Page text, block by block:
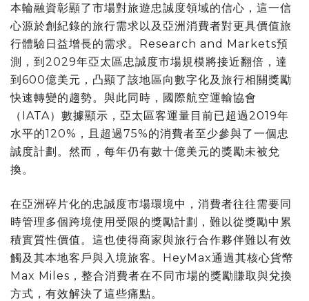
本輪融資彰顯了市場對旅遊忠誠度領域的信心，這一信
心源於創紀錄的旅行需求以及亞洲消費者對更具價值旅
行體驗日益增長的需求。Research and Markets預
測，到2029年亞太區忠誠度市場規模將接近翻倍，達
到600億美元，凸顯了該地區向數字化及旅行相關獎勵
快速轉變的趨勢。與此同時，國際航空運輸協會
（IATA）數據顯示，亞太區客運量目前已超過2019年
水平的120%，且超過75%的消費者至少參與了一個忠
誠度計劃。然而，每年仍有數十億美元的獎勵未被兌
換。
在亞洲碎片化的忠誠度市場環境中，消費者往往需要同
時管理多個跨境使用受限的獎勵計劃，難以從獎勵中累
積實質性價值。這也使得商家與旅行合作夥伴難以有效
觸及其本地客戶與入境旅客。HeyMax通過其核心貨幣
Max Miles，整合消費者在不同市場的獎勵賺取與兌換
方式，有效解決了這些痛點。